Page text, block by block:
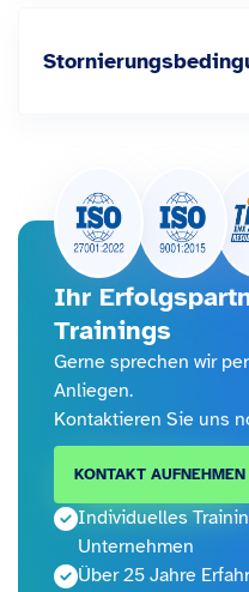
Ihr
Trainings
Gerne sprechen wir
Anliegen.
Kontaktieren Sie uns
KONTAKT AUFNEHMEN
Individuelles
Unternehmen
Über 25 Jahre